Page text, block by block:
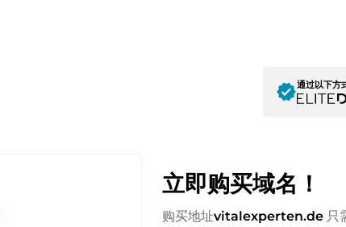
verified通过以下方
立即购买域名！
购买地址vitalexperten.de 只